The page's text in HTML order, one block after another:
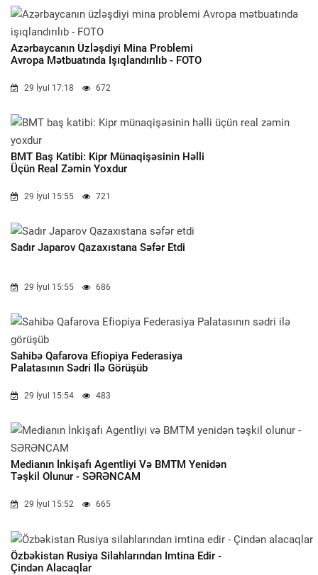
Azərbaycanın Üzləşdiyi Mina Problemi
Avropa Mətbuatında Işıqlandırılıb - FOTO
29 İyul 17:18 672
BMT Baş Katibi: Kipr Münaqişəsinin Həlli
Üçün Real Zəmin Yoxdur
29 İyul 15:55 721
Sadır Japarov Qazaxıstana Səfər Etdi
29 İyul 15:55 686
Sahibə Qafarova Efiopiya Federasiya
Palatasının Sədri Ilə Görüşüb
29 İyul 15:54 483
Medianın İnkişafı Agentliyi Və BMTM Yenidən
Təşkil Olunur - SƏRƏNCAM
29 İyul 15:52 665
Özbəkistan Rusiya Silahlarından Imtina Edir -
Çindən Alacaqlar